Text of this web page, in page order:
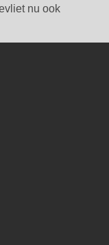
nu ook